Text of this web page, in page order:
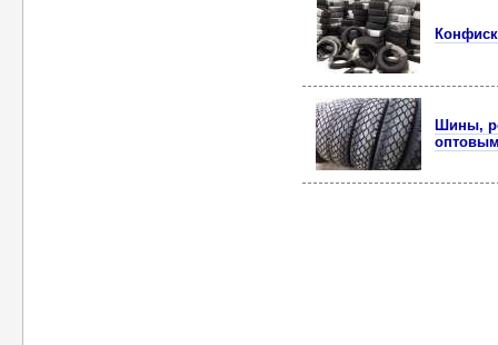
Шины,